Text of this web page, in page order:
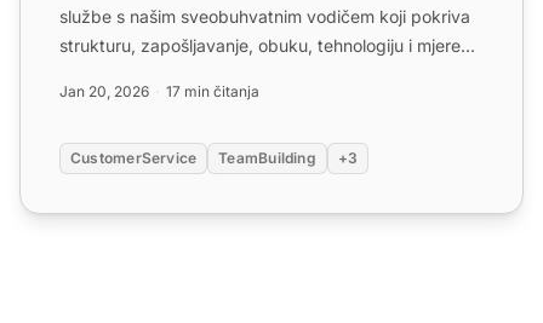
službe s našim sveobuhvatnim vodičem koji pokriva
strukturu, zapošljavanje, obuku, tehnologiju i mjere
Jan 20, 2026 17 min čitanja
CustomerService TeamBuilding +3